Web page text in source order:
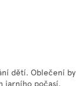
dětí. Oblečení by
jarního počasí.